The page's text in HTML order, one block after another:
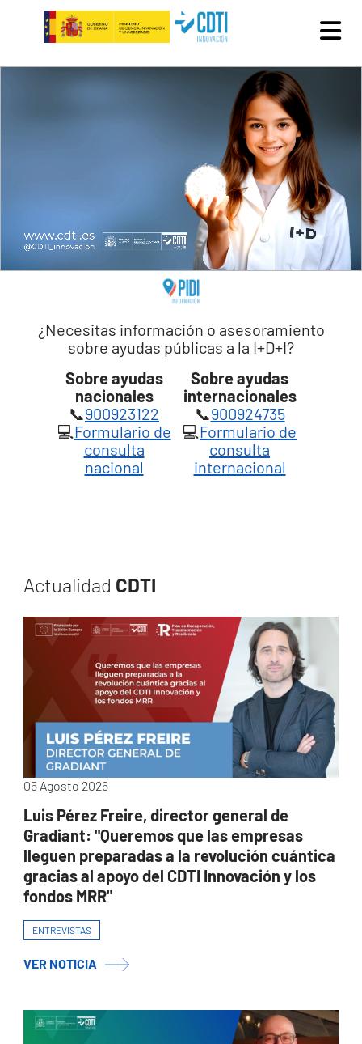
Pasar al contenido principal
¿Necesitas información o asesoramiento
sobre ayudas públicas a la I+D+I?
Sobre ayudas
nacionales
Sobre ayudas
internacionales
📞900923122 📞900924735
💻Formulario de
consulta
nacional
💻Formulario de
consulta
internacional
Actualidad CDTI
05 Agosto 2026
Luis Pérez Freire, director general de
Gradiant: "Queremos que las empresas
lleguen preparadas a la revolución cuántica
gracias al apoyo del CDTI Innovación y los
fondos MRR"
ENTREVISTAS
VER NOTICIA